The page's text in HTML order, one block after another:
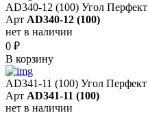
AD340-12 (100) Угол Перфект
Арт AD340-12 (100)
нет в наличии
0 ₽
В корзину
AD341-11 (100) Угол Перфект
Арт AD341-11 (100)
нет в наличии